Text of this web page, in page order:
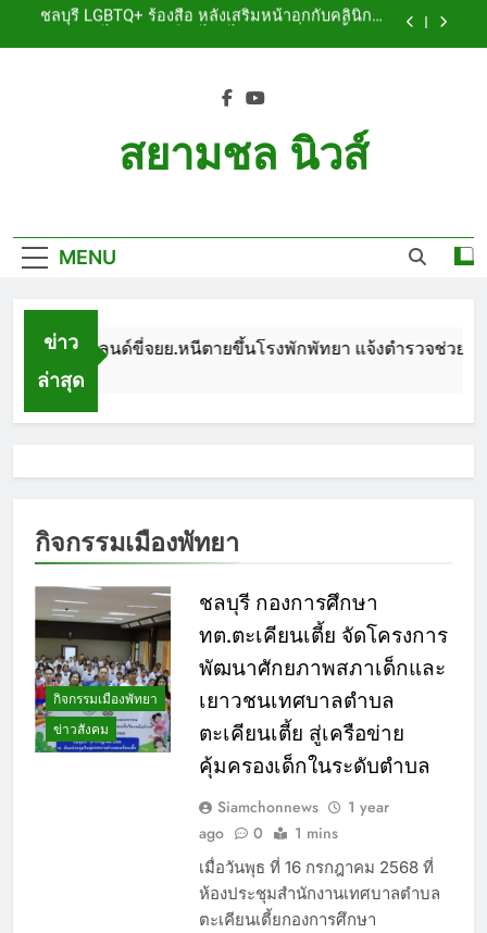
รับผิดชอบ พร้อมเตือนอย่าหลงเชื่อรีวิวราคาถูก
ชลบุรี หนุ่มใหญ่ออสซี่พาสาวไทยวัย 17 เข้าคอนโด
ล้าน ปรับ ห้องประชุม–ห้องผู้บริหาร
แจ้งตำรวจช่วย หลังถูกคู่รัก LGBTQ+ ใช้ของมีคมแทง
เจ็บสาหัส
ชลบุรี LGBTQ+ ร้องสื่อ หลังเสริมหน้าอกกับคลินิกชื่อ
ก่อนพบเป็นศพเปลือยยัดกระเป๋า ทิ้งริมทางรถไฟ รวบ
ชลบุรี ฉลุยก่อนหมดวาระ! สภาเมืองพัทยา ผ่านงบ 5.7
สยามชล นิวส์
MENU
ข่าว
ล่าสุด
นทท.ฟินแลนด์ขี่จยย.หนีตายขึ้นโรงพักพัทยา แจ้งตำรวจช่วย หลั
กิจกรรมเมืองพัทยา
กิจกรรมเมืองพัทยา
ข่าวสังคม
ชลบุรี กองการศึกษา
ทต.ตะเคียนเตี้ย จัดโครงการ
พัฒนาศักยภาพสภาเด็กและ
เยาวชนเทศบาลตำบล
ตะเคียนเตี้ย สู่เครือข่าย
คุ้มครองเด็กในระดับตำบล
Siamchonnews
1 year
ago
0 1 mins
เมื่อวันพุธ ที่ 16 กรกฎาคม 2568 ที่
ห้องประชุมสำนักงานเทศบาลตำบล
ตะเคียนเตี้ยกองการศึกษา